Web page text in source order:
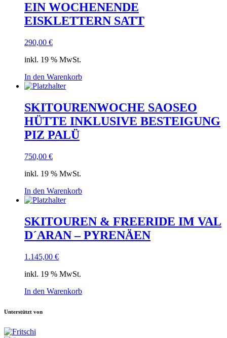
EIN WOCHENENDE
EISKLETTERN SATT
290,00 €
inkl. 19 % MwSt.
In den Warenkorb
SKITOURENWOCHE SAOSEO
HÜTTE INKLUSIVE BESTEIGUNG
PIZ PALÜ
750,00 €
inkl. 19 % MwSt.
In den Warenkorb
SKITOUREN & FREERIDE IM VAL
D´ARAN – PYRENÄEN
1.145,00 €
inkl. 19 % MwSt.
In den Warenkorb
Unterstützt von